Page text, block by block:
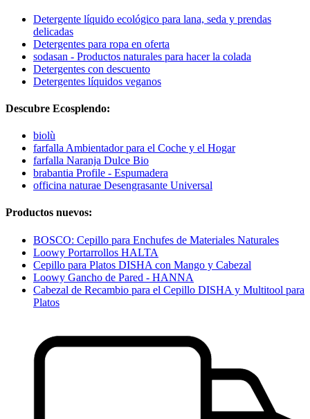
Detergente líquido ecológico para lana, seda y prendas
delicadas
Detergentes para ropa en oferta
sodasan - Productos naturales para hacer la colada
Detergentes con descuento
Detergentes líquidos veganos
Descubre Ecosplendo:
biolù
farfalla Ambientador para el Coche y el Hogar
farfalla Naranja Dulce Bio
brabantia Profile - Espumadera
officina naturae Desengrasante Universal
Productos nuevos:
BOSCO: Cepillo para Enchufes de Materiales Naturales
Loowy Portarrollos HALTA
Cepillo para Platos DISHA con Mango y Cabezal
Loowy Gancho de Pared - HANNA
Cabezal de Recambio para el Cepillo DISHA y Multitool para
Platos